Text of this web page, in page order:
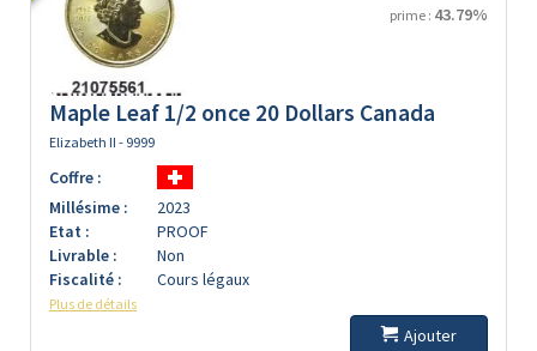
prime : 43.79%
Maple Leaf 1/2 once 20 Dollars Canada
Elizabeth II - 9999
Coffre :
Millésime :
2023
Etat :
PROOF
Livrable :
Non
Fiscalité :
Cours légaux
Plus de détails
Ajouter